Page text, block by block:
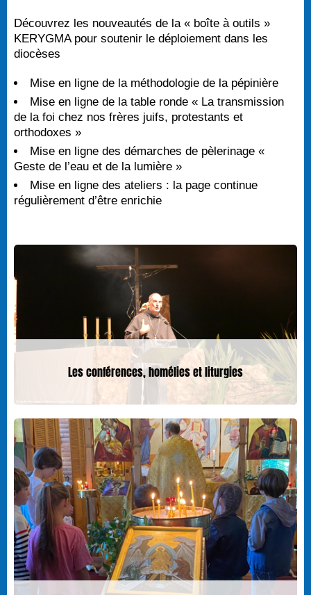
Découvrez les nouveautés de la « boîte à outils »
KERYGMA pour soutenir le déploiement dans les
diocèses
Mise en ligne de la méthodologie de la pépinière
Mise en ligne de la table ronde « La transmission
de la foi chez nos frères juifs, protestants et
orthodoxes »
Mise en ligne des démarches de pèlerinage «
Geste de l’eau et de la lumière »
Mise en ligne des ateliers : la page continue
régulièrement d’être enrichie
Les conférences, homélies et liturgies